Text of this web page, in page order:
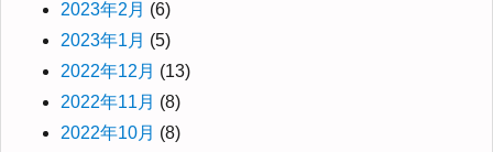
2023年2月 (6)
2023年1月 (5)
2022年12月 (13)
2022年11月 (8)
2022年10月 (8)